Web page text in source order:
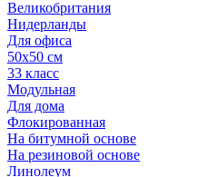
Великобритания
Нидерланды
Для офиса
50х50 см
33 класс
Модульная
Для дома
Флокированная
На битумной основе
На резиновой основе
Линолеум